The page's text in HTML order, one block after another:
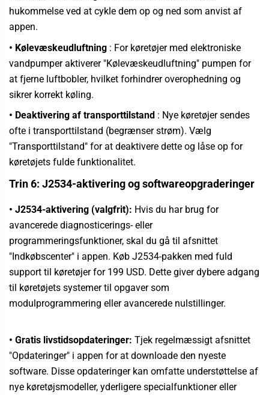
hukommelse ved at cykle dem op og ned som anvist af
appen.
• Kølevæskeudluftning : For køretøjer med elektroniske
vandpumper aktiverer "Kølevæskeudluftning" pumpen for
at fjerne luftbobler, hvilket forhindrer overophedning og
sikrer korrekt køling.
• Deaktivering af transporttilstand : Nye køretøjer sendes
ofte i transporttilstand (begrænser strøm). Vælg
"Transporttilstand" for at deaktivere dette og låse op for
køretøjets fulde funktionalitet.
Trin 6: J2534-aktivering og softwareopgraderinger
• J2534-aktivering (valgfrit): Hvis du har brug for
avancerede diagnosticerings- eller
programmeringsfunktioner, skal du gå til afsnittet
"Indkøbscenter" i appen. Køb J2534-pakken med fuld
support til køretøjer for 199 USD. Dette giver dybere adgang
til køretøjets systemer til opgaver som
modulprogrammering eller avancerede nulstillinger.
• Gratis livstidsopdateringer: Tjek regelmæssigt afsnittet
"Opdateringer" i appen for at downloade den nyeste
software. Disse opdateringer kan omfatte understøttelse af
nye køretøjsmodeller, yderligere specialfunktioner eller